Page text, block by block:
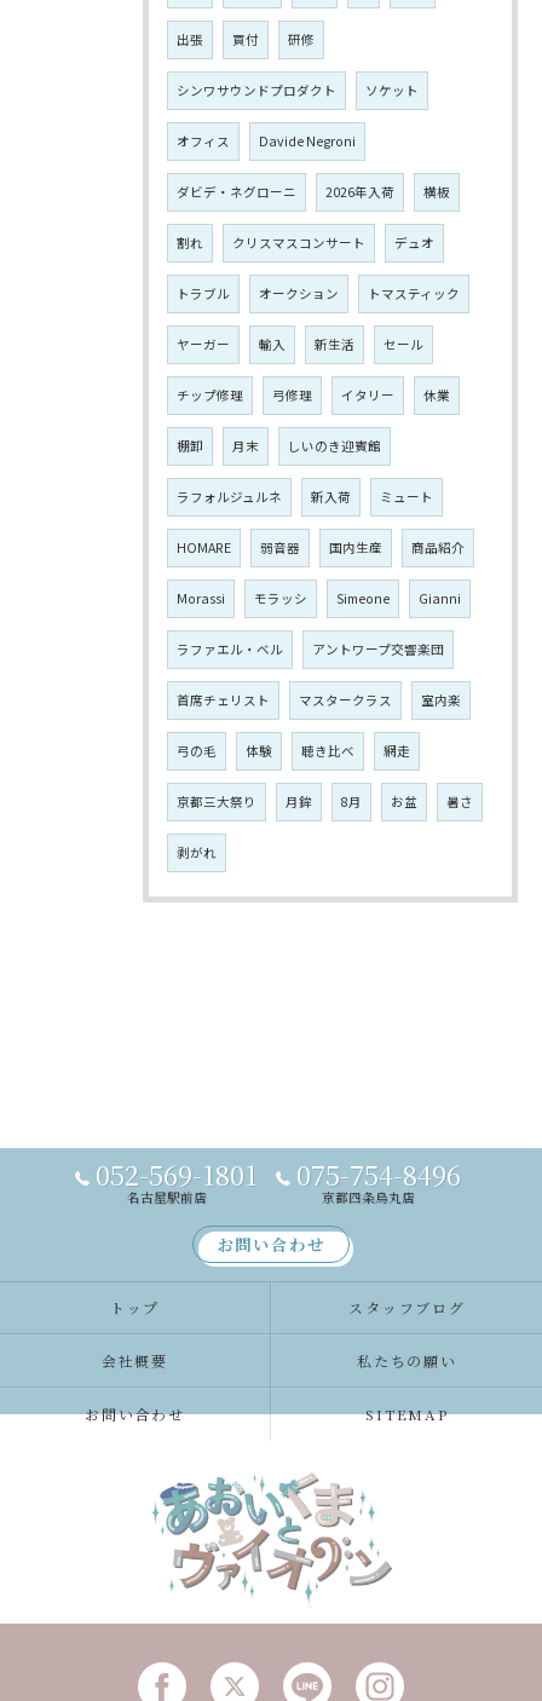
出張 買付 研修
シンワサウンドプロダクト ソケット
オフィス Davide Negroni
ダビデ・ネグローニ 2026年入荷 横板
割れ クリスマスコンサート デュオ
トラブル オークション トマスティック
ヤーガー 輸入 新生活 セール
チップ修理 弓修理 イタリー 休業
棚卸 月末 しいのき迎賓館
ラフォルジュルネ 新入荷 ミュート
HOMARE 弱音器 国内生産 商品紹介
Morassi モラッシ Simeone Gianni
ラファエル・ベル アントワープ交響楽団
首席チェリスト マスタークラス 室内楽
弓の毛 体験 聴き比べ 網走
京都三大祭り 月鉾 8月 お盆 暑さ
剥がれ
052-569-1801
名古屋駅前店
075-754-8496
京都四条烏丸店
お問い合わせ
トップ スタッフブログ
会社概要 私たちの願い
お問い合わせ SITEMAP